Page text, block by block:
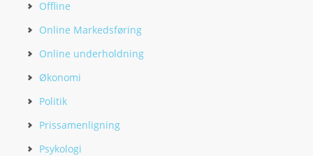
Offline
Online Markedsføring
Online underholdning
Økonomi
Politik
Prissamenligning
Psykologi